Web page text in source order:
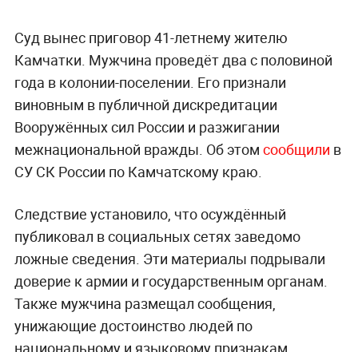
Суд вынес приговор 41-летнему жителю
Камчатки. Мужчина проведёт два с половиной
года в колонии-поселении. Его признали
виновным в публичной дискредитации
Вооружённых сил России и разжигании
межнациональной вражды. Об этом сообщили в
СУ СК России по Камчатскому краю.
Следствие установило, что осуждённый
публиковал в социальных сетях заведомо
ложные сведения. Эти материалы подрывали
доверие к армии и государственным органам.
Также мужчина размещал сообщения,
унижающие достоинство людей по
национальному и языковому признакам.